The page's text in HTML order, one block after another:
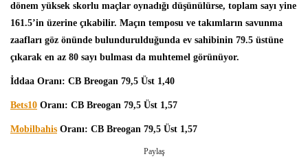
dönem yüksek skorlu maçlar oynadığı düşünülürse, toplam sayı yine
161.5’in üzerine çıkabilir. Maçın temposu ve takımların savunma
zaafları göz önünde bulundurulduğunda ev sahibinin 79.5 üstüne
çıkarak en az 80 sayı bulması da muhtemel görünüyor.
İddaa Oranı: CB Breogan 79,5 Üst 1,40
Bets10 Oranı: CB Breogan 79,5 Üst 1,57
Mobilbahis Oranı: CB Breogan 79,5 Üst 1,57
Paylaş